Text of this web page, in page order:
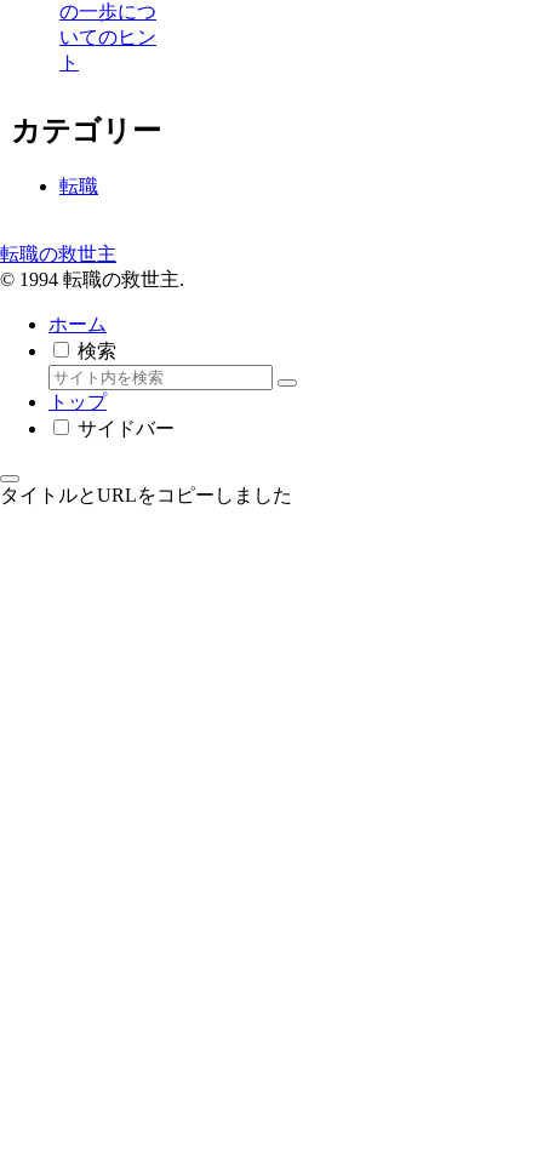
の一歩につ
いてのヒン
ト
カテゴリー
転職
転職の救世主
© 1994 転職の救世主.
ホーム
検索
トップ
サイドバー
タイトルとURLをコピーしました